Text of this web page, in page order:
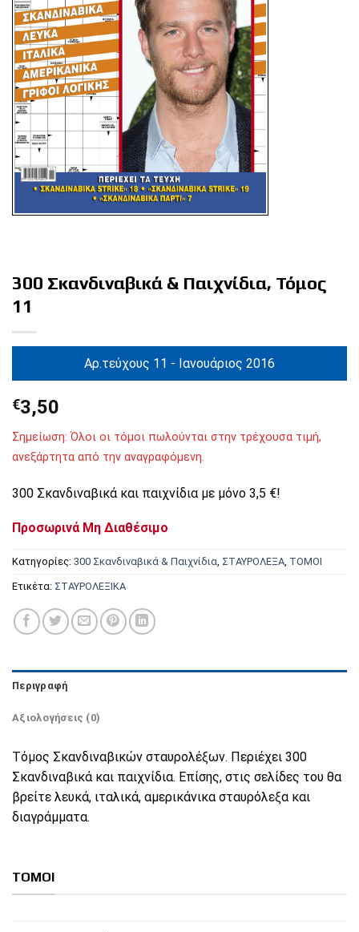
300 Σκανδιναβικά & Παιχνίδια, Τόμος
11
Αρ.τεύχους 11 - Ιανουάριος 2016
€3,50
Σημείωση: Όλοι οι τόμοι πωλούνται στην τρέχουσα τιμή,
ανεξάρτητα από την αναγραφόμενη.
300 Σκανδιναβικά και παιχνίδια με μόνο 3,5 €!
Προσωρινά Μη Διαθέσιμο
Κατηγορίες: 300 Σκανδιναβικά & Παιχνίδια ΣΤΑΥΡΟΛΕΞΑ ΤΟΜΟΙ
Ετικέτα: ΣΤΑΥΡΟΛΕΞΙΚΑ
Περιγραφή
Αξιολογήσεις (0)
Τόμος Σκανδιναβικών σταυρολέξων. Περιέχει 300
Σκανδιναβικά και παιχνίδια. Επίσης, στις σελίδες του θα
βρείτε λευκά, ιταλικά, αμερικάνικα σταυρόλεξα και
διαγράμματα.
ΤΟΜΟΙ